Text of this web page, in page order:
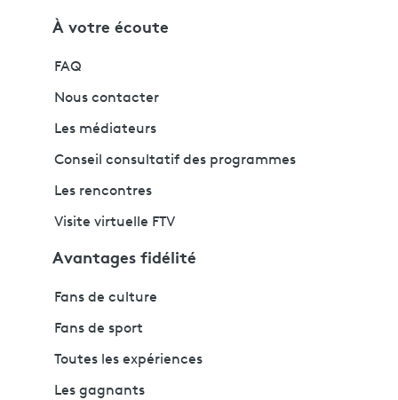
À votre écoute
FAQ
Nous contacter
Les médiateurs
Conseil consultatif des programmes
Les rencontres
Visite virtuelle FTV
Avantages fidélité
Fans de culture
Fans de sport
Toutes les expériences
Les gagnants